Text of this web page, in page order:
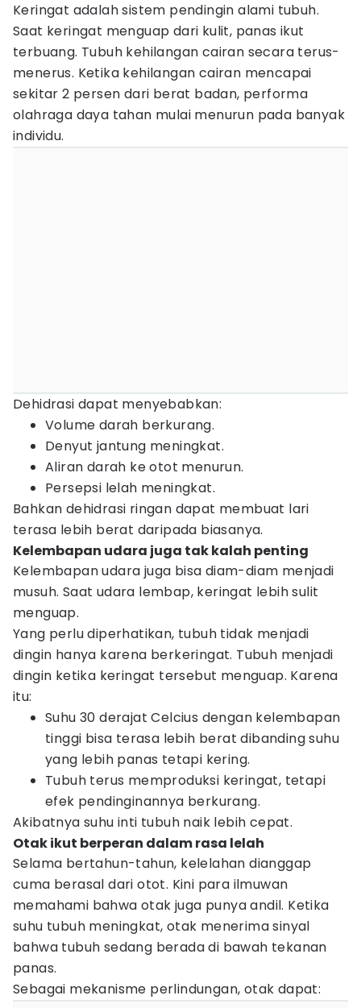
Keringat adalah sistem pendingin alami tubuh.
Saat keringat menguap dari kulit, panas ikut
terbuang. Tubuh kehilangan cairan secara terus-
menerus. Ketika kehilangan cairan mencapai
sekitar 2 persen dari berat badan, performa
olahraga daya tahan mulai menurun pada banyak
individu.
Dehidrasi dapat menyebabkan:
Volume darah berkurang.
Denyut jantung meningkat.
Aliran darah ke otot menurun.
Persepsi lelah meningkat.
Bahkan dehidrasi ringan dapat membuat lari
terasa lebih berat daripada biasanya.
Kelembapan udara juga tak kalah penting
Kelembapan udara juga bisa diam-diam menjadi
musuh. Saat udara lembap, keringat lebih sulit
menguap.
Yang perlu diperhatikan, tubuh tidak menjadi
dingin hanya karena berkeringat. Tubuh menjadi
dingin ketika keringat tersebut menguap. Karena
itu:
Suhu 30 derajat Celcius dengan kelembapan
tinggi bisa terasa lebih berat dibanding suhu
yang lebih panas tetapi kering.
Tubuh terus memproduksi keringat, tetapi
efek pendinginannya berkurang.
Akibatnya suhu inti tubuh naik lebih cepat.
Otak ikut berperan dalam rasa lelah
Selama bertahun-tahun, kelelahan dianggap
cuma berasal dari otot. Kini para ilmuwan
memahami bahwa otak juga punya andil. Ketika
suhu tubuh meningkat, otak menerima sinyal
bahwa tubuh sedang berada di bawah tekanan
panas.
Sebagai mekanisme perlindungan, otak dapat: